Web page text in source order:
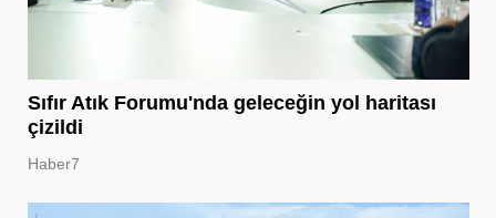
Sıfır Atık Forumu'nda geleceğin yol haritası
çizildi
Haber7